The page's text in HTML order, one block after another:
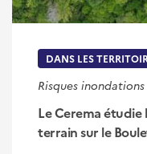
DANS LES
Risques
Le Cerema étudie
terrain sur le